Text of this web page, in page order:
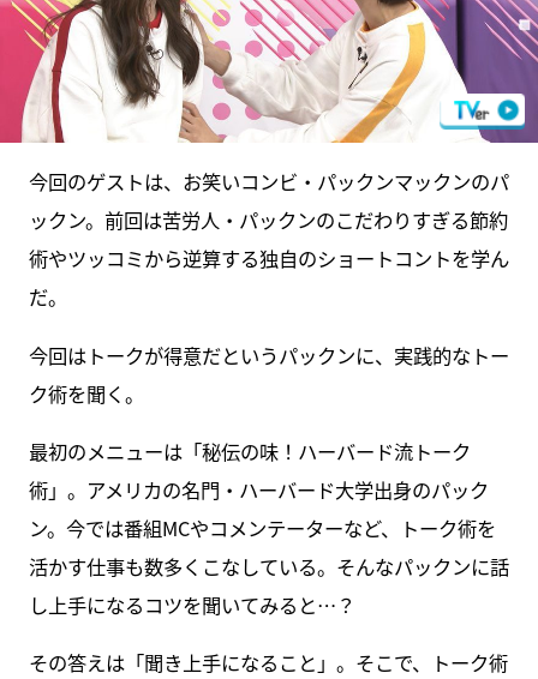
今回のゲストは、お笑いコンビ・パックンマックンのパ
ックン。前回は苦労人・パックンのこだわりすぎる節約
術やツッコミから逆算する独自のショートコントを学ん
だ。
今回はトークが得意だというパックンに、実践的なトー
ク術を聞く。
最初のメニューは「秘伝の味！ハーバード流トーク
術」。アメリカの名門・ハーバード大学出身のパック
ン。今では番組MCやコメンテーターなど、トーク術を
活かす仕事も数多くこなしている。そんなパックンに話
し上手になるコツを聞いてみると…？
その答えは「聞き上手になること」。そこで、トーク術